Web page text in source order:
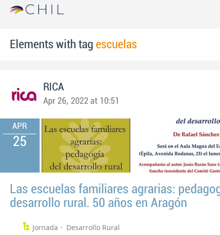
Elements with tag escuelas
RICA
Apr 26, 2022 at 10:51
APR
25
Las escuelas familiares agrarias:
desarrollo rural. 50 años en Aragón
Jornada
Desarrollo Rural